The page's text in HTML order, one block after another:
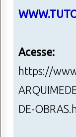
Acesse:
https://
DE-